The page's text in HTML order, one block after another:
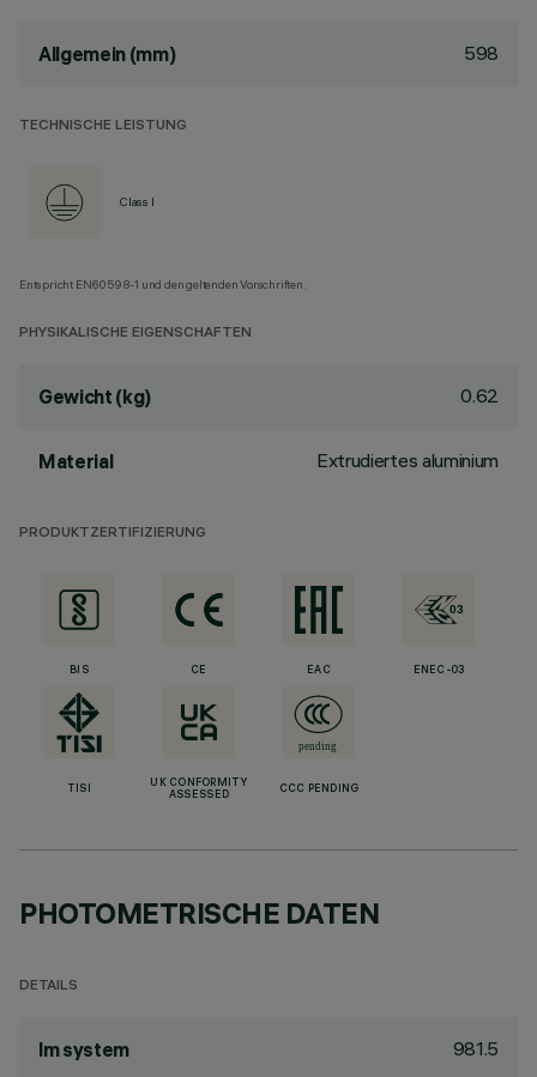
Allgemein (mm) 598
TECHNISCHE LEISTUNG
Class I
Entspricht EN60598-1 und den geltenden Vorschriften.
PHYSIKALISCHE EIGENSCHAFTEN
Gewicht (kg) 0.62
Material Extrudiertes aluminium
PRODUKTZERTIFIZIERUNG
BIS CE EAC ENEC-03
TISI
UK CONFORMITY
ASSESSED
CCC PENDING
PHOTOMETRISCHE DATEN
DETAILS
lm system 981.5